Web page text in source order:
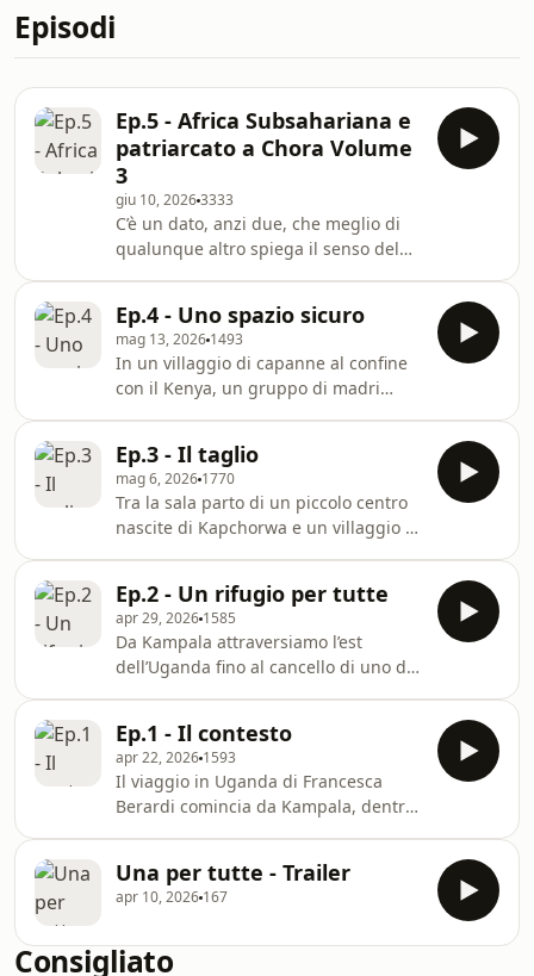
Episodi
Ep.5 - Africa Subsahariana e
patriarcato a Chora Volume
3
giu 10, 20263333
C’è un dato, anzi due, che meglio di
qualunque altro spiega il senso del
del 60 % delle donne subisce violenza
domestica. E in tutto il territorio i
centri antiviolenza sono appena una
ventina. In Italia sono più di 400, e
sono comunque insufficienti. In
Uganda, circa la metà di questi centri
è gestita e finanziata da Acti
Ep.4 - Uno spazio sicuro
mag 13, 2026 1493
In un villaggio di capanne al confine
con il Kenya, un gruppo di madri
insieme. Nel mentre, a migliaia di
chilometri di distanza, nella periferia
di Milano, altre donne raccontano le
loro ferite: le mutilazioni genitali, i
matrimoni forzati, la violenza
domestica, il peso delle tradizioni e
del controllo sui corpi femminili.
Questo
Ep.3 - Il taglio
mag 6, 2026 1770
Tra la sala parto di un piccolo centro
nascite di Kapchorwa e un villaggio al
e taciute della violenza patriarcale: le
mutilazioni genitali femminili, a cui ci
si riferisce anche come cutting, il
taglio. Un rito che segna il corpo delle
donne, ne condiziona la vita sessuale
e il parto, e che continua a
sopravvivere tra leg
Ep.2 - Un rifugio per tutte
apr 29, 2026 1585
Da Kampala attraversiamo l’est
dell’Uganda fino al cancello di uno dei
gestito da ActionAid. In quel luogo
sicuro emergono le vite di donne che
hanno deciso di ribellarsi alla
violenza, per sé e per il futuro delle
proprie bambine. La storia di Janet,
ripudiata e picchiata dal marito per
avergli dato solo figlie femmine, apr
Ep.1 - Il contesto
apr 22, 2026 1593
Il viaggio in Uganda di Francesca
Berardi comincia da Kampala, dentro
di fondi, e si allarga fino a interrogare
un intero sistema: quello in cui la
un’eccezione, ma sintomo di una
Una per tutte - Trailer
apr 10, 2026 167
Consigliato